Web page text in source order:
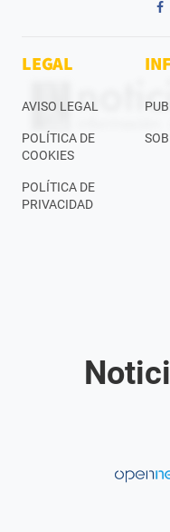
LEGAL
AVISO LEGAL
POLÍTICA DE
COOKIES
POLÍTICA DE
PRIVACIDAD